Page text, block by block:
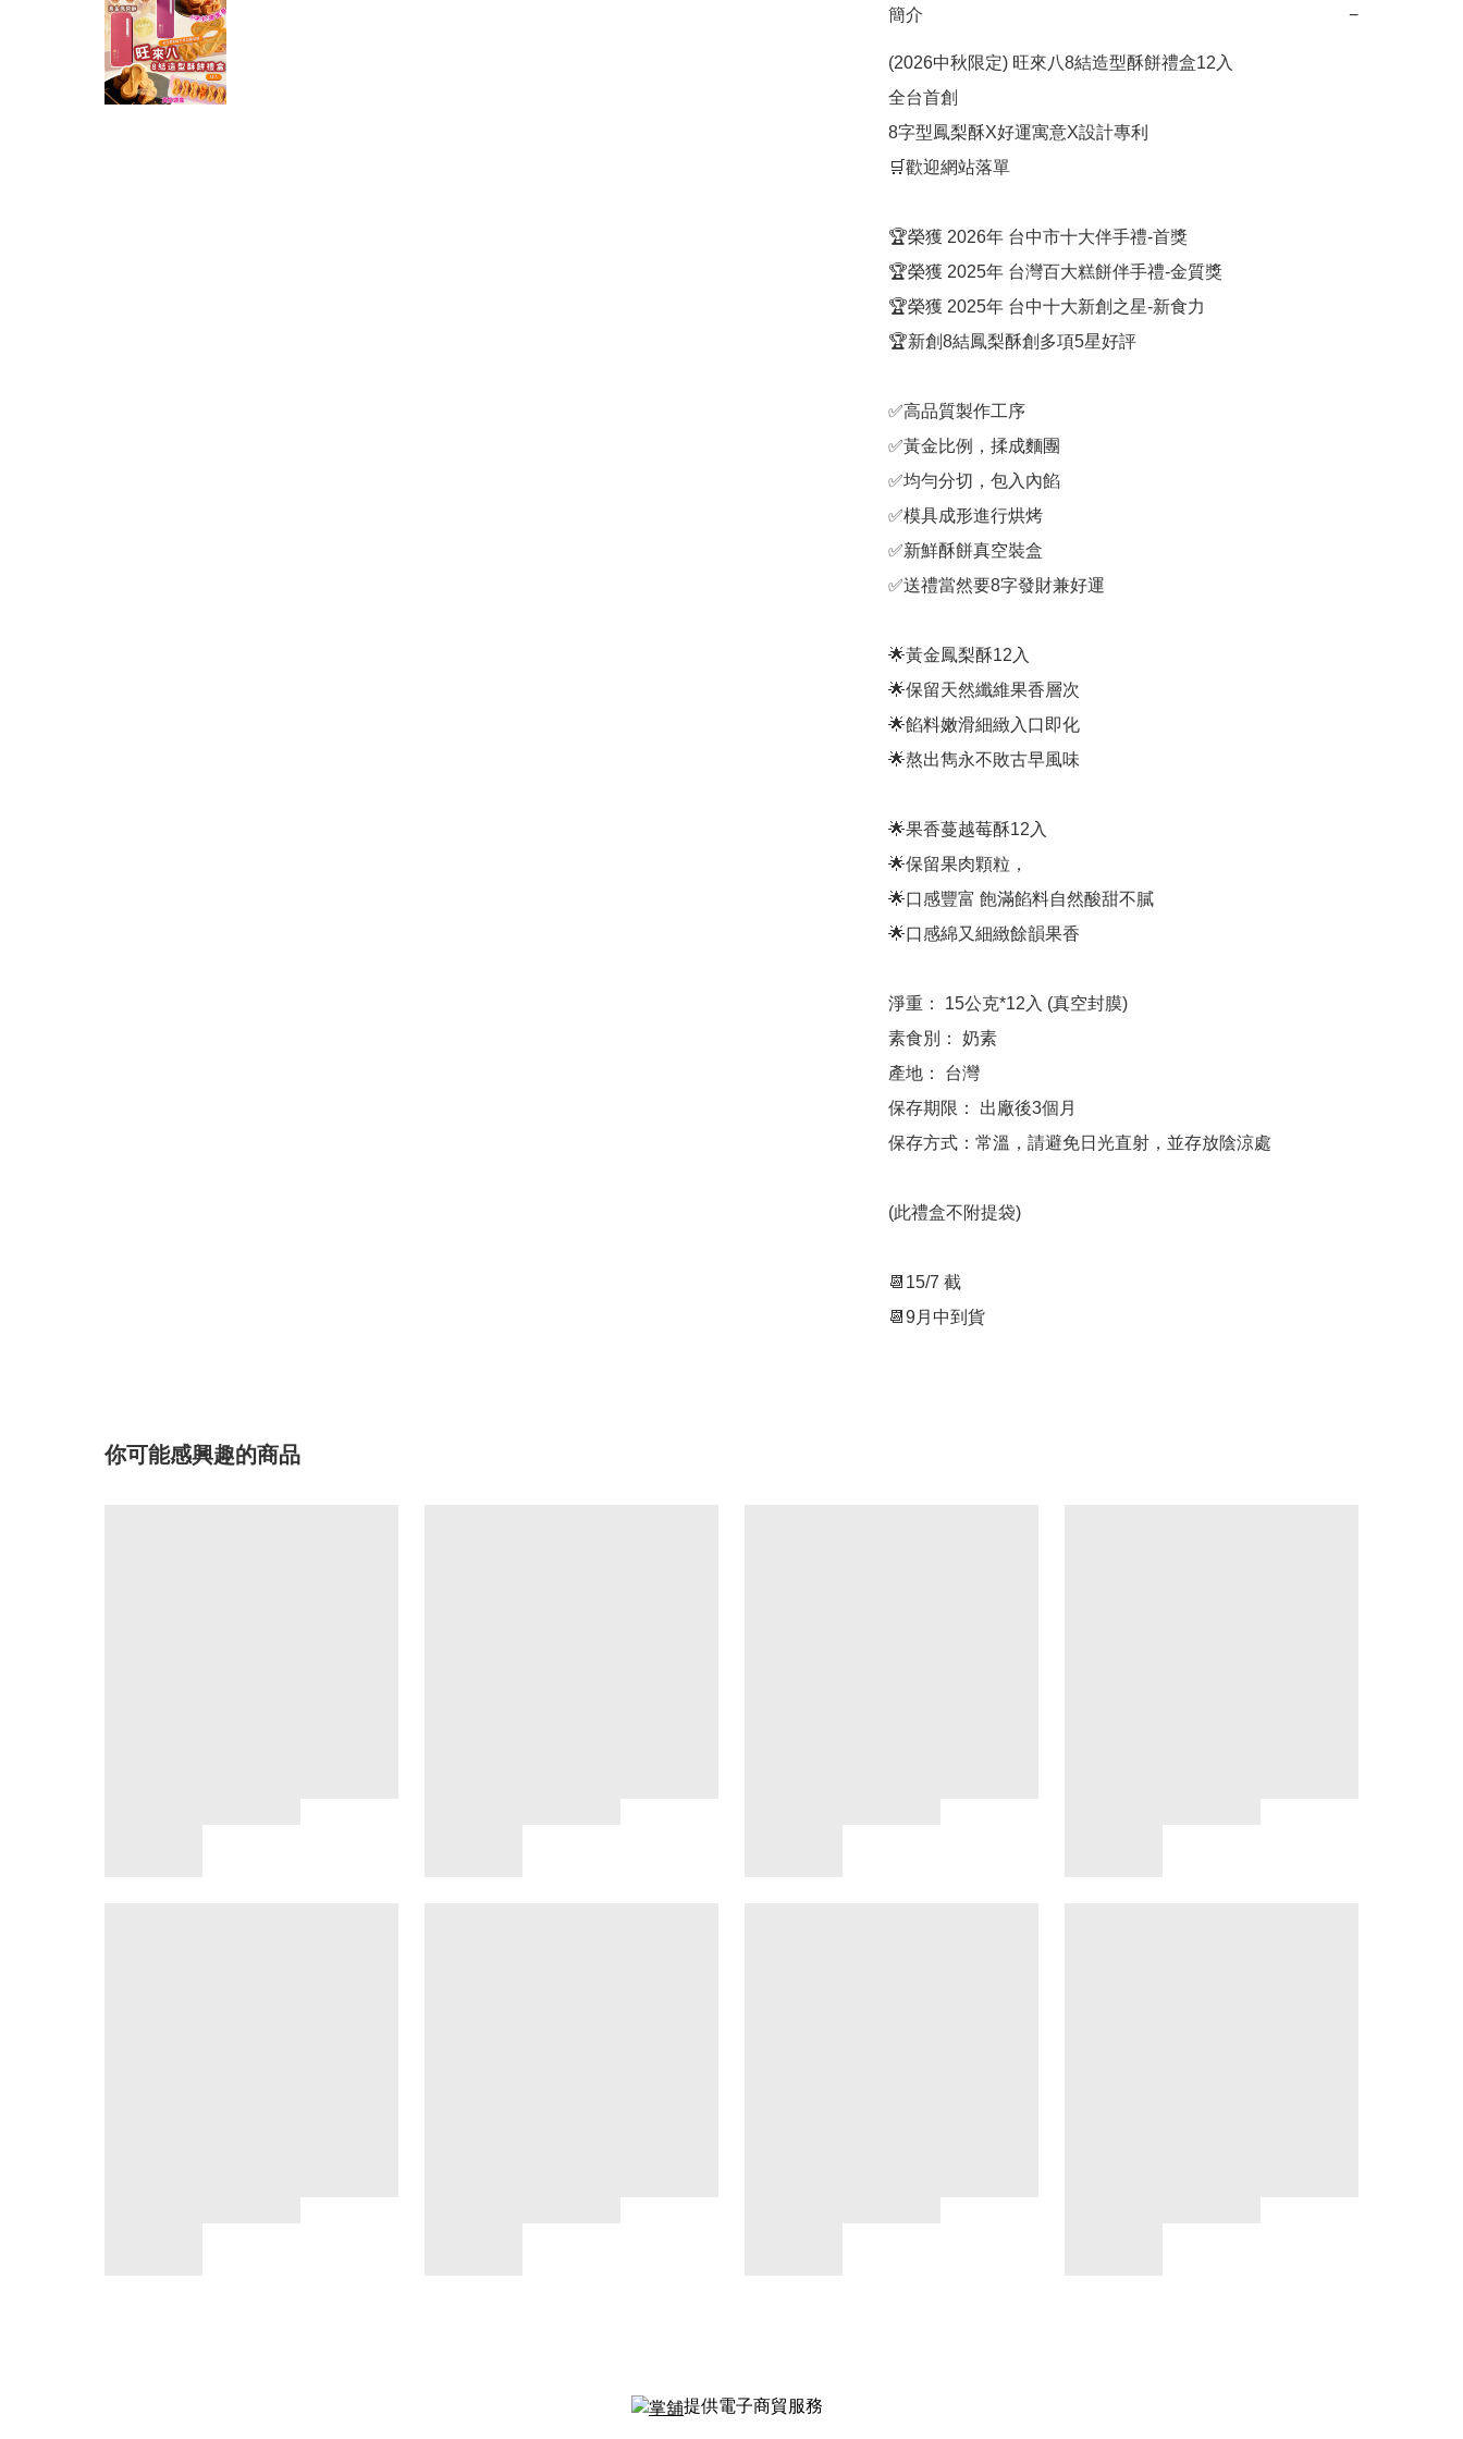
簡介 −
(2026中秋限定) 旺來八8結造型酥餅禮盒12入
全台首創
8字型鳳梨酥X好運寓意X設計專利
🛒歡迎網站落單
🏆榮獲 2026年 台中市十大伴手禮-首獎
🏆榮獲 2025年 台灣百大糕餅伴手禮-金質獎
🏆榮獲 2025年 台中十大新創之星-新食力
🏆新創8結鳳梨酥創多項5星好評
✅高品質製作工序
✅黃金比例，揉成麵團
✅均勻分切，包入內餡
✅模具成形進行烘烤
✅新鮮酥餅真空裝盒
✅送禮當然要8字發財兼好運
🌟黃金鳳梨酥12入
🌟保留天然纖維果香層次
🌟餡料嫩滑細緻入口即化
🌟熬出雋永不敗古早風味
🌟果香蔓越莓酥12入
🌟保留果肉顆粒，
🌟口感豐富 飽滿餡料自然酸甜不膩
🌟口感綿又細緻餘韻果香
淨重： 15公克*12入 (真空封膜)
素食別： 奶素
產地： 台灣
保存期限： 出廠後3個月
保存方式：常溫，請避免日光直射，並存放陰涼處
(此禮盒不附提袋)
📆15/7 截
你可能感興趣的商品
提供電子商貿服務